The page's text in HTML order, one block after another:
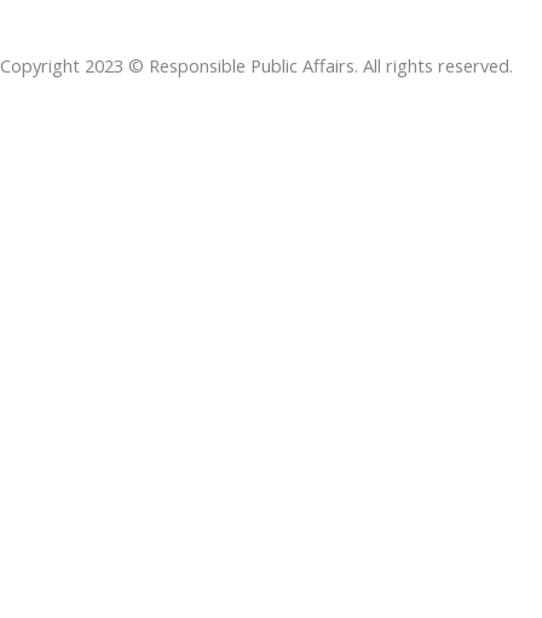
o
o
d
i
e
r
a
p
d
s
Copyright 2023 © Responsible Public Affairs. All rights reserved.